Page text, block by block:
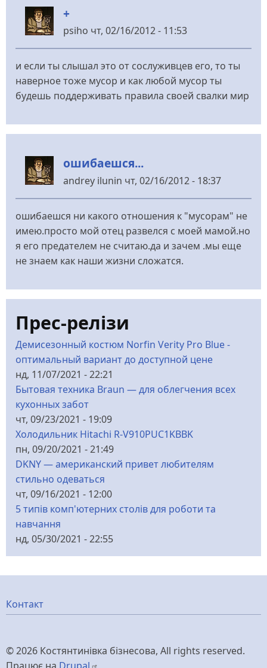
+
psiho чт, 02/16/2012 - 11:53
и если ты слышал это от сослуживцев его, то ты
наверное тоже мусор и как любой мусор ты
будешь поддерживать правила своей свалки мир
ошибаешся...
andrey ilunin чт, 02/16/2012 - 18:37
ошибаешся ни какого отношения к "мусорам" не
имею.просто мой отец развелся с моей мамой.но
я его предателем не считаю.да и зачем .мы еще
не знаем как наши жизни сложатся.
Прес-релізи
Демисезонный костюм Norfin Verity Pro Blue -
оптимальный вариант до доступной цене
нд, 11/07/2021 - 22:21
Бытовая техника Braun — для облегчения всех
кухонных забот
чт, 09/23/2021 - 19:09
Холодильник Hitachi R-V910PUC1KBBK
пн, 09/20/2021 - 21:49
DKNY — американский привет любителям
стильно одеваться
чт, 09/16/2021 - 12:00
5 типів комп'ютерних столів для роботи та
навчання
нд, 05/30/2021 - 22:55
Меню
Контакт
© 2026 Костянтинівка бізнесова, All rights reserved.